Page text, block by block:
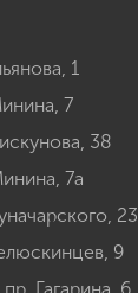
1
7
38
7а
23
9